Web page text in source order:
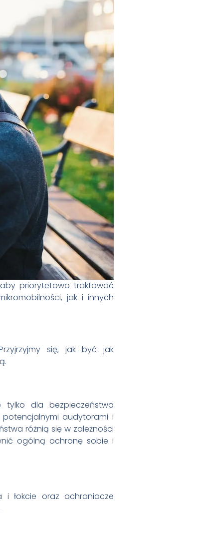
priorytetowo traktować
jak i innych
się, jak być jak
tylko dla bezpieczeństwa
audytorami i
różnią się w zależności
ogólną ochronę sobie i
i łokcie oraz ochraniacze